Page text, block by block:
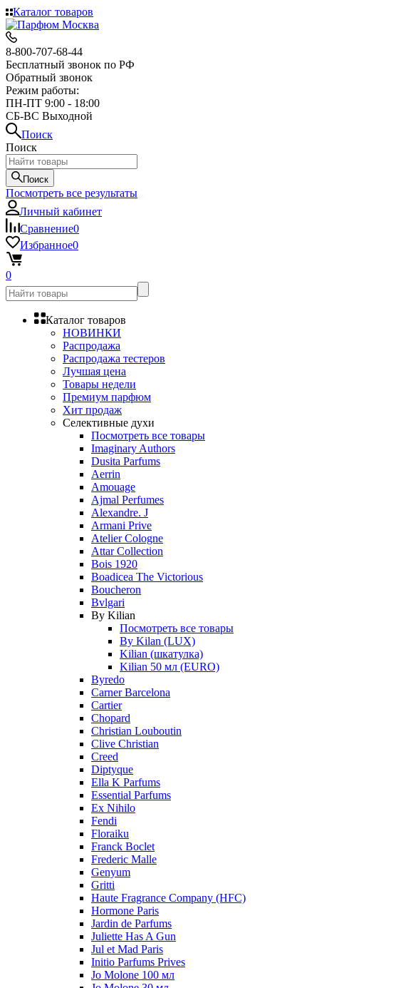
Каталог товаров
8-800-707-68-44
Бесплатный звонок по РФ
Обратный звонок
Режим работы:
ПН-ПТ 9:00 - 18:00
СБ-ВС Выходной
Поиск
Поиск
Поиск
Посмотреть все результаты
Личный кабинет
Сравнение0
Избранное0
0
Каталог товаров
НОВИНКИ
Распродажа
Распродажа тестеров
Лучшая цена
Товары недели
Премиум парфюм
Хит продаж
Селективные духи
Посмотреть все товары
Imaginary Authors
Dusita Parfums
Aerrin
Amouage
Ajmal Perfumes
Alexandre. J
Armani Prive
Atelier Cologne
Attar Collection
Bois 1920
Boadicea The Victorious
Boucheron
Bvlgari
By Kilian
Посмотреть все товары
By Kilan (LUX)
Kilian (шкатулка)
Kilian 50 мл (EURO)
Byredo
Carner Barcelona
Cartier
Chopard
Christian Louboutin
Clive Christian
Creed
Diptyque
Ella K Parfums
Essential Parfums
Ex Nihilo
Fendi
Floraiku
Franck Boclet
Frederic Malle
Genyum
Gritti
Haute Fragrance Company (HFC)
Hormone Paris
Jardin de Parfums
Juliette Has A Gun
Jul et Mad Paris
Initio Parfums Prives
Jo Molone 100 мл